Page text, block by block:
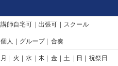
講師自宅可｜出張可｜スクール
個人｜グループ｜合奏
月｜火｜水｜木｜金｜土｜日｜祝祭日